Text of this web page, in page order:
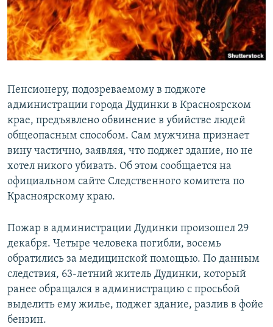
Пенсионеру, подозреваемому в поджоге
администрации города Дудинки в Красноярском
крае, предъявлено обвинение в убийстве людей
общеопасным способом. Сам мужчина признает
вину частично, заявляя, что поджег здание, но не
хотел никого убивать. Об этом сообщается на
официальном сайте Следственного комитета по
Красноярскому краю.
Пожар в администрации Дудинки произошел 29
декабря. Четыре человека погибли, восемь
обратились за медицинской помощью. По данным
следствия, 63-летний житель Дудинки, который
ранее обращался в администрацию с просьбой
выделить ему жилье, поджег здание, разлив в фойе
бензин.